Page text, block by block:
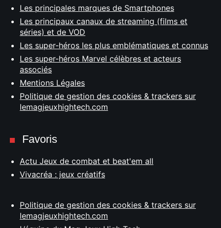
Les principales marques de Smartphones
Les principaux canaux de streaming (films et
séries) et de VOD
Les super-héros les plus emblématiques et connus
Les super-héros Marvel célèbres et acteurs
associés
Mentions Légales
Politique de gestion des cookies & trackers sur
lemagjeuxhightech.com
Favoris
Actu Jeux de combat et beat'em all
Vivacréa : jeux créatifs
Politique de gestion des cookies & trackers sur
lemagjeuxhightech.com